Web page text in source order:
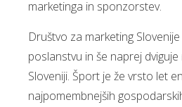
marketinga in sponzorstev.
Društvo za marketing
poslanstvu in še naprej
Sloveniji. Šport je že vrsto let
najpomembnejših